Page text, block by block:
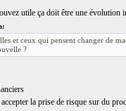
utile ça doit être une évolution
et ceux qui pensent changer de
?
accepter la prise de risque sur du